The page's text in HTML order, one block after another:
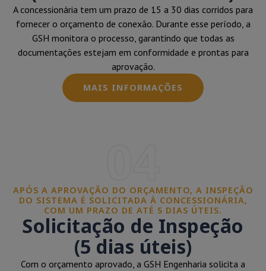
A concessionária tem um prazo de 15 a 30 dias corridos para
fornecer o orçamento de conexão. Durante esse período, a
GSH monitora o processo, garantindo que todas as
documentações estejam em conformidade e prontas para
aprovação.
MAIS INFORMAÇÕES
APÓS A APROVAÇÃO DO ORÇAMENTO, A INSPEÇÃO
DO SISTEMA É SOLICITADA À CONCESSIONÁRIA,
COM UM PRAZO DE ATÉ 5 DIAS ÚTEIS.
Solicitação de Inspeção
(5 dias úteis)
Com o orçamento aprovado, a GSH Engenharia solicita a